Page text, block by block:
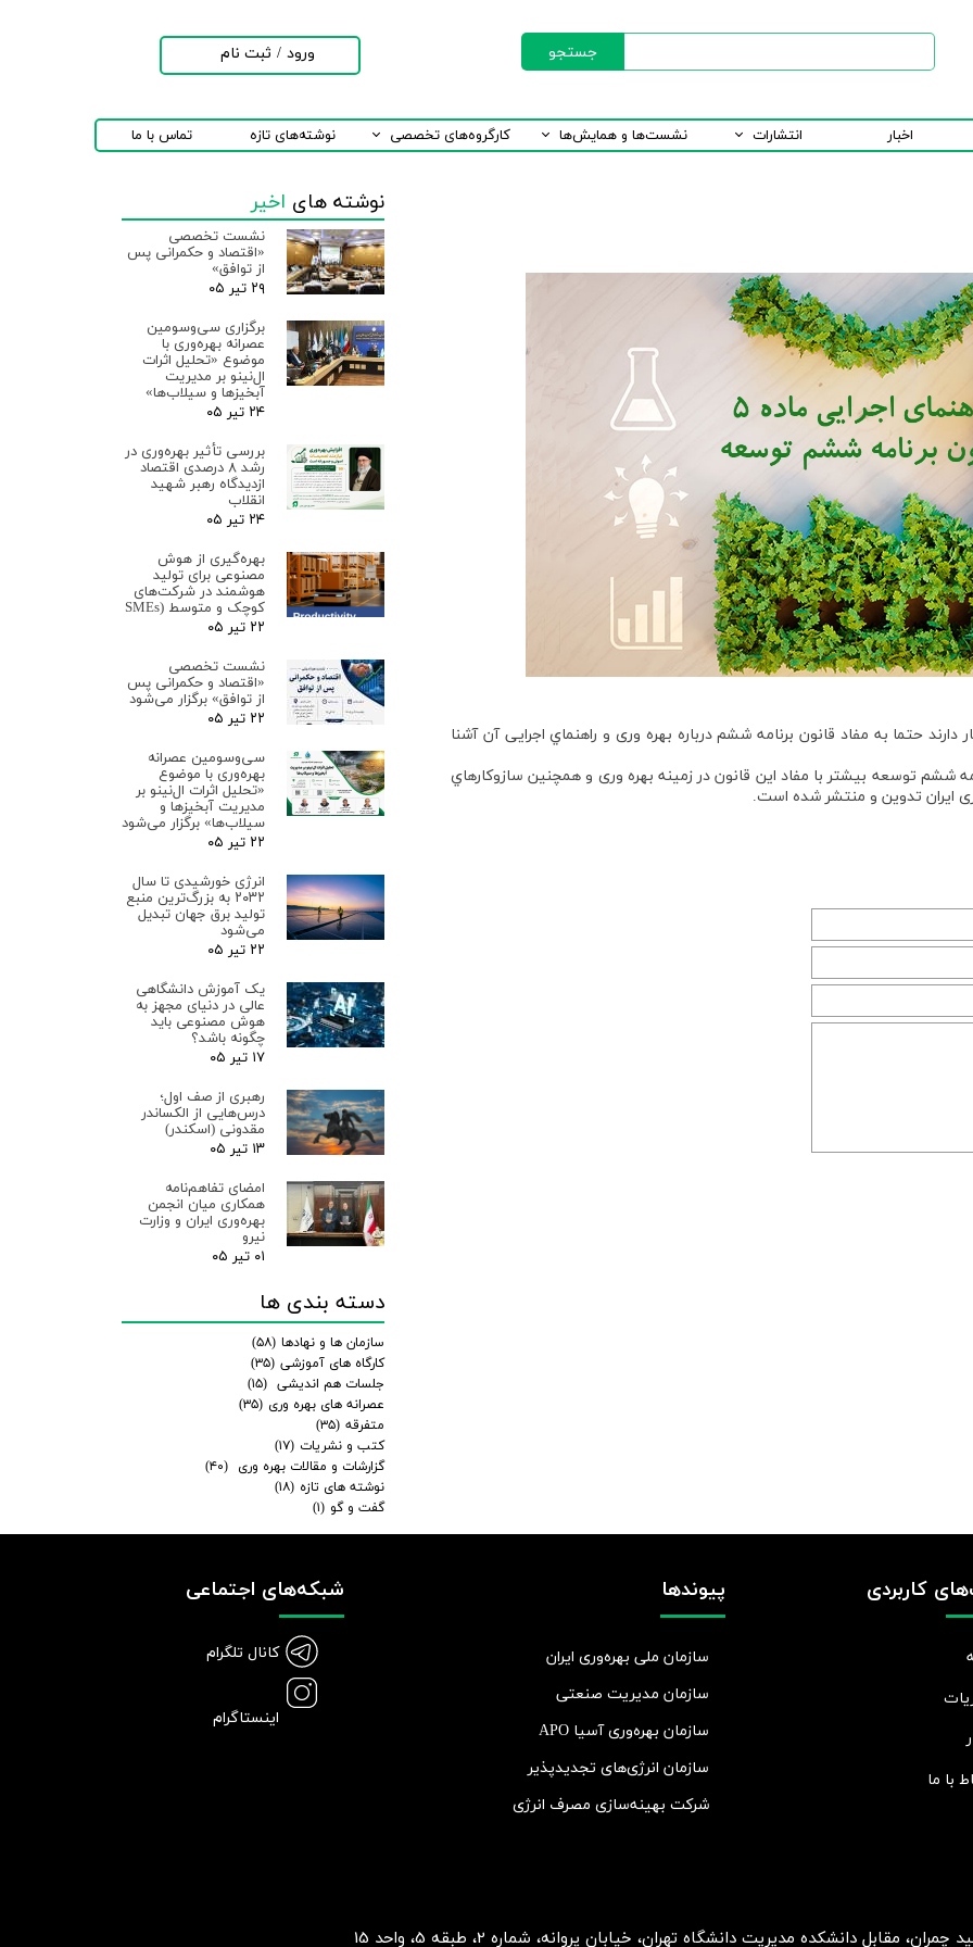
اخبار انتشارات نشست‌ها و همایش‌ها کارگروه‌های تخصصی نوشته‌های تازه تماس با ما
جستجو ورود / ثبت نام
تغییر گذر واژه
خروج از حساب
کاربری
حتما به مفاد قانون برنامه ششم درباره بهره وری و راهنماي اجرايی آن آشنا
عنوان راهنمای اجرايی ماده 5 قانون برنامه ششم توسعه بيشتر با مفاد اين قانون در زمينه بهره وری و همچنين سازوكارهاي
ايران تدوين و منتشر شده است.
نوشته های اخیر
نشست تخصصی
«اقتصاد و حکمرانی پس
از توافق»
۲۹ تیر ۰۵
برگزاری سی‌وسومین
عصرانه بهره‌وری با
موضوع «تحلیل اثرات
ال‌نینو بر مدیریت
آبخیزها و سیلاب‌ها»
۲۴ تیر ۰۵
بررسی تأثیر بهره‌وری در
رشد ۸ درصدی اقتصاد
ازدیدگاه رهبر شهید
انقلاب
۲۴ تیر ۰۵
بهره‌گیری از هوش
مصنوعی برای تولید
هوشمند در شرکت‌های
کوچک و متوسط (SMEs
۲۲ تیر ۰۵
نشست تخصصی
«اقتصاد و حکمرانی پس
از توافق» برگزار می‌شود
۲۲ تیر ۰۵
سی‌وسومین عصرانه
بهره‌وری با موضوع
«تحلیل اثرات ال‌نینو بر
مدیریت آبخیزها و
سیلاب‌ها» برگزار می‌شود
۲۲ تیر ۰۵
انرژی خورشیدی تا سال
۲۰۳۲ به بزرگ‌ترین منبع
تولید برق جهان تبدیل
می‌شود
۲۲ تیر ۰۵
یک آموزش دانشگاهی
عالی در دنیای مجهز به
هوش مصنوعی باید
چگونه باشد؟
۱۷ تیر ۰۵
رهبری از صف اول؛
درس‌هایی از الکساندر
مقدونی (اسکندر)
۱۳ تیر ۰۵
امضای تفاهم‌نامه
همکاری میان انجمن
بهره‌وری ایران و وزارت
نیرو
۰۱ تیر ۰۵
دسته بندی ها
سازمان ها و نهادها (۵۸)
کارگاه های آموزشی (۳۵)
جلسات هم اندیشی (۱۵)
عصرانه های بهره وری (۳۵)
متفرقه (۳۵)
کتب و نشریات (۱۷)
گزارشات و مقالات بهره وری
(۴۰)
نوشته های تازه (۱۸)
گفت و گو (۱)
مقابل دانشکده مدیریت دانشگاه تهران، خیابان پروانه، شماره 2، طبقه 5، واحد 15
کاربردی
با ما
پیوندها
سازمان ملی بهره‌وری ایران
سازمان مدیریت صنعتی
سازمان بهره‌وری آسیا APO
سازمان انرژی‌های تجدیدپذیر
شرکت بهينه‌سازی مصرف انرژی
شبکه‌های اجتماعی
کانال تلگرام
اینستاگرام